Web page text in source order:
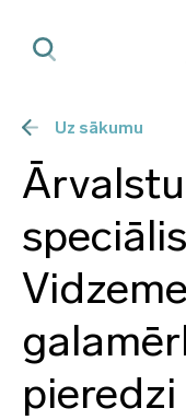
Uz sākumu
pieredzi